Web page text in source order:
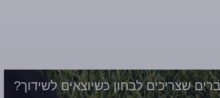
שצריכים לבחון כשיוצאים לשידוך?